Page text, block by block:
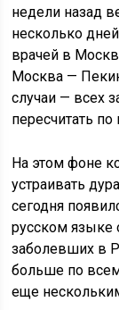
недели назад
несколько
врачей в
Москва —
случаи — всех
пересчитать
На этом фоне
устраивать
сегодня
русском языке
заболевших в
больше по
еще